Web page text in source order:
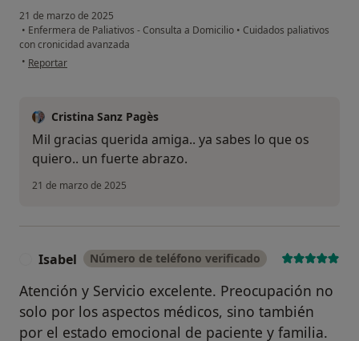
21 de marzo de 2025
• Enfermera de Paliativos - Consulta a Domicilio • Cuidados paliativos
con cronicidad avanzada
• en opinión del usuario Y.m
Reportar
Cristina Sanz Pagès
Mil gracias querida amiga.. ya sabes lo que os
quiero.. un fuerte abrazo.
21 de marzo de 2025
Isabel Número de teléfono verificado
Atención y Servicio excelente. Preocupación no
solo por los aspectos médicos, sino también
por el estado emocional de paciente y familia.